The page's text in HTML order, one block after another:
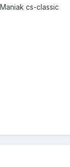
cs-classic